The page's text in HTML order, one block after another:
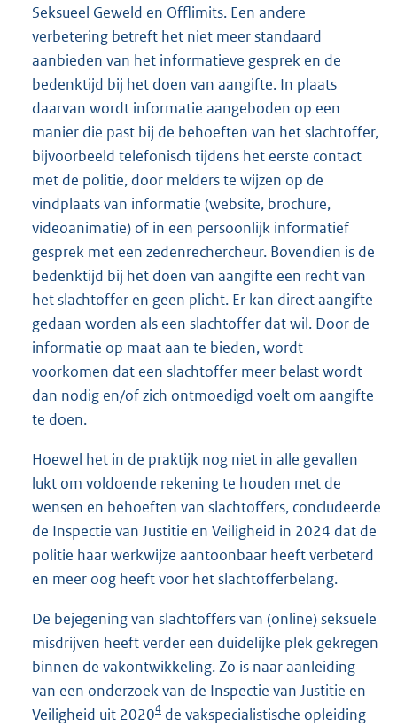
Seksueel Geweld en Offlimits. Een andere
verbetering betreft het niet meer standaard
aanbieden van het informatieve gesprek en de
bedenktijd bij het doen van aangifte. In plaats
daarvan wordt informatie aangeboden op een
manier die past bij de behoeften van het slachtoffer,
bijvoorbeeld telefonisch tijdens het eerste contact
met de politie, door melders te wijzen op de
vindplaats van informatie (website, brochure,
videoanimatie) of in een persoonlijk informatief
gesprek met een zedenrechercheur. Bovendien is de
bedenktijd bij het doen van aangifte een recht van
het slachtoffer en geen plicht. Er kan direct aangifte
gedaan worden als een slachtoffer dat wil. Door de
informatie op maat aan te bieden, wordt
voorkomen dat een slachtoffer meer belast wordt
dan nodig en/of zich ontmoedigd voelt om aangifte
te doen.
Hoewel het in de praktijk nog niet in alle gevallen
lukt om voldoende rekening te houden met de
wensen en behoeften van slachtoffers, concludeerde
de Inspectie van Justitie en Veiligheid in 2024 dat de
politie haar werkwijze aantoonbaar heeft verbeterd
en meer oog heeft voor het slachtofferbelang.
De bejegening van slachtoffers van (online) seksuele
misdrijven heeft verder een duidelijke plek gekregen
binnen de vakontwikkeling. Zo is naar aanleiding
van een onderzoek van de Inspectie van Justitie en
Veiligheid uit 20204 de vakspecialistische opleiding